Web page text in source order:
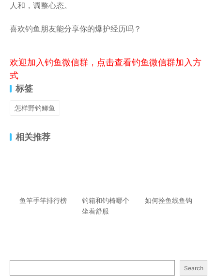
人和，调整心态。
喜欢钓鱼朋友能分享你的爆护经历吗？
欢迎加入钓鱼微信群，点击查看钓鱼微信群加入方
式
标签
怎样野钓鲫鱼
相关推荐
鱼竿手竿排行榜
钓箱和钓椅哪个
坐着舒服
如何拴鱼线鱼钩
Search